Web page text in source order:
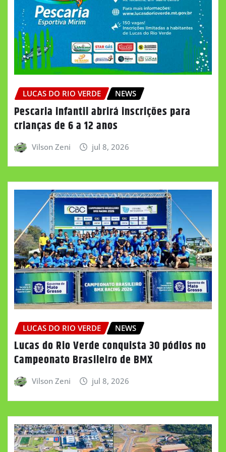
LUCAS DO RIO VERDE NEWS
Pescaria infantil abrirá inscrições para
crianças de 6 a 12 anos
Vilson Zeni jul 8, 2026
LUCAS DO RIO VERDE NEWS
Lucas do Rio Verde conquista 30 pódios no
Campeonato Brasileiro de BMX
Vilson Zeni jul 8, 2026